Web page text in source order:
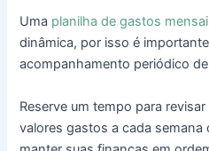
Uma planilha de gastos
dinâmica, por isso é
acompanhamento periódico
Reserve um tempo para revisar
valores gastos a cada semana